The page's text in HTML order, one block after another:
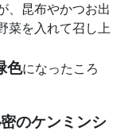
、昆布やかつお出
菜を入れて召し上
色になったころ
密のケンミンシ